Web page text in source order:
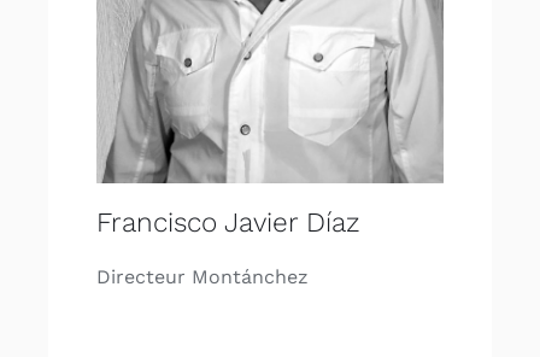
Francisco Javier Díaz
Directeur Montánchez